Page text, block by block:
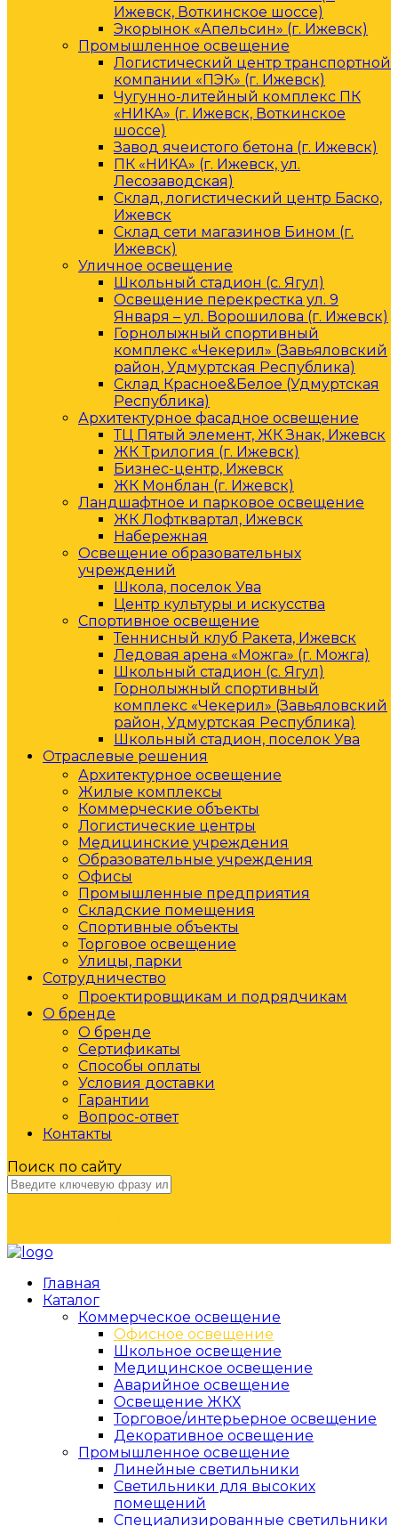
Ижевск, Воткинское шоссе)
Экорынок «Апельсин» (г. Ижевск)
Промышленное освещение
Логистический центр транспортной
компании «ПЭК» (г. Ижевск)
Чугунно-литейный комплекс ПК
«НИКА» (г. Ижевск, Воткинское
шоссе)
Завод ячеистого бетона (г. Ижевск)
ПК «НИКА» (г. Ижевск, ул.
Лесозаводская)
Склад, логистический центр Баско,
Ижевск
Склад сети магазинов Бином (г.
Ижевск)
Уличное освещение
Школьный стадион (с. Ягул)
Освещение перекрестка ул. 9
Января – ул. Ворошилова (г. Ижевск)
Горнолыжный спортивный
комплекс «Чекерил» (Завьяловский
район, Удмуртская Республика)
Склад Красное&Белое (Удмуртская
Республика)
Архитектурное фасадное освещение
ТЦ Пятый элемент, ЖК Знак, Ижевск
ЖК Трилогия (г. Ижевск)
Бизнес-центр, Ижевск
ЖК Монблан (г. Ижевск)
Ландшафтное и парковое освещение
ЖК Лофтквартал, Ижевск
Набережная
Освещение образовательных
учреждений
Школа, поселок Ува
Центр культуры и искусства
Спортивное освещение
Теннисный клуб Ракета, Ижевск
Ледовая арена «Можга» (г. Можга)
Школьный стадион (с. Ягул)
Горнолыжный спортивный
комплекс «Чекерил» (Завьяловский
район, Удмуртская Республика)
Школьный стадион, поселок Ува
Отраслевые решения
Архитектурное освещение
Жилые комплексы
Коммерческие объекты
Логистические центры
Медицинские учреждения
Образовательные учреждения
Офисы
Промышленные предприятия
Складские помещения
Спортивные объекты
Торговое освещение
Улицы, парки
Сотрудничество
Проектировщикам и подрядчикам
О бренде
О бренде
Сертификаты
Способы оплаты
Условия доставки
Гарантии
Вопрос-ответ
Контакты
Поиск по сайту
Главная
Каталог
Коммерческое освещение
Офисное освещение
Школьное освещение
Медицинское освещение
Аварийное освещение
Освещение ЖКХ
Торговое/интерьерное освещение
Декоративное освещение
Промышленное освещение
Линейные светильники
Светильники для высоких
помещений
Специализированные светильники